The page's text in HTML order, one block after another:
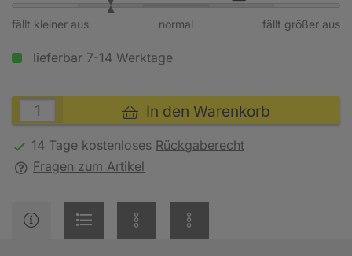
fällt kleiner aus fällt größer aus
normal
lieferbar 7-14 Werktage
In den Warenkorb
14 Tage kostenloses Rückgaberecht
Fragen zum Artikel